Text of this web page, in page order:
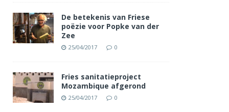
De betekenis van Friese
poëzie voor Popke van der
Zee
25/04/2017 0
Fries sanitatieproject
Mozambique afgerond
25/04/2017 0